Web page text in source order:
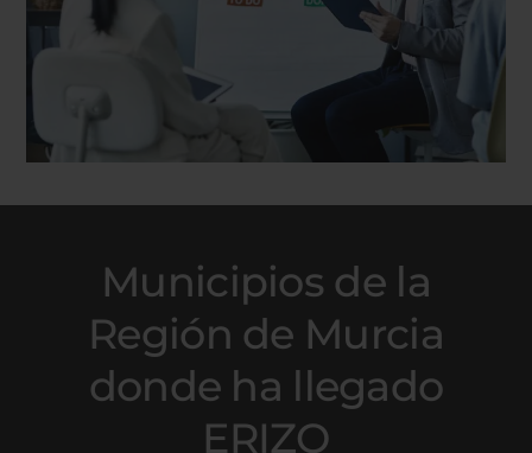
Municipios de la
Región de Murcia
donde ha llegado
ERIZO